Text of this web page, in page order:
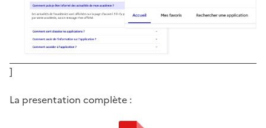
]
La presentation complète :